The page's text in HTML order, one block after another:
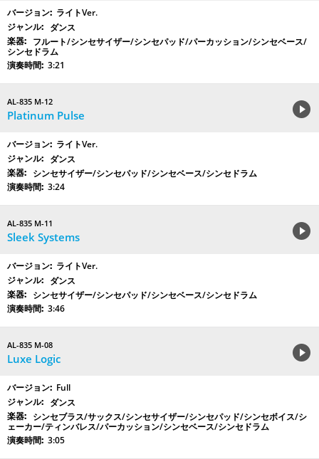
ライトVer.
ダンス
フルート/シンセサイザー/シンセパッド/パーカッション/シンセベース/
シンセドラム
3:21
AL-835 M-12
Platinum Pulse
ライトVer.
ダンス
シンセサイザー/シンセパッド/シンセベース/シンセドラム
3:24
AL-835 M-11
Sleek Systems
ライトVer.
ダンス
シンセサイザー/シンセパッド/シンセベース/シンセドラム
3:46
AL-835 M-08
Luxe Logic
Full
ダンス
シンセブラス/サックス/シンセサイザー/シンセパッド/シンセボイス/シ
ェーカー/ティンバレス/パーカッション/シンセベース/シンセドラム
3:05